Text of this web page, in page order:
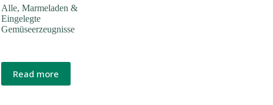
Alle, Marmeladen &
Eingelegte
Gemüseerzeugnisse
Read more